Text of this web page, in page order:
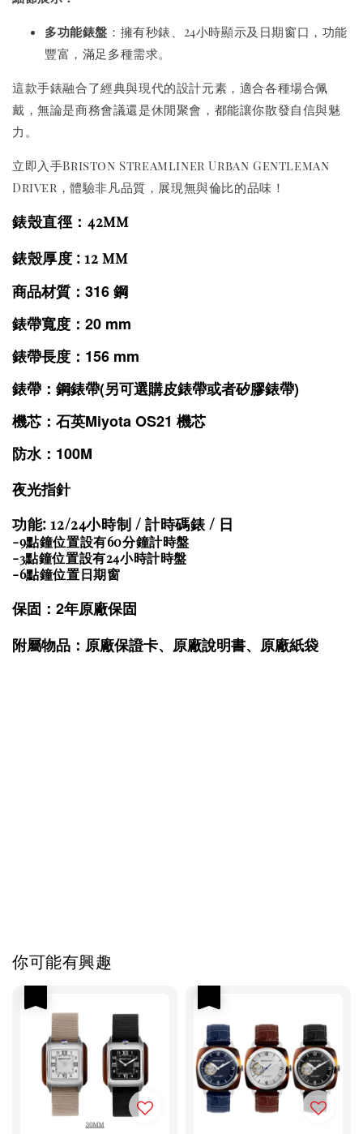
多功能錶盤 ：擁有秒錶、24小時顯示及日期窗口，功能
豐富，滿足多種需求。
這款手錶融合了經典與現代的設計元素，適合各種場合佩
戴，無論是商務會議還是休閒聚會，都能讓你散發自信與魅
力。
立即入手Briston Streamliner Urban Gentleman
Driver，體驗非凡品質，展現無與倫比的品味！
錶殼直徑：42mm
錶殼厚度 : 12 mm
商品材質：316 鋼
錶帶寬度：20 mm
錶帶長度：156 mm
錶帶：鋼錶帶(另可選購皮錶帶或者矽膠錶帶)
機芯：石英Miyota OS21 機芯
防水：100M
夜光指針
功能: 12/24小時制 / 計時碼錶 / 日
-9點鐘位置設有60分鐘計時盤
-3點鐘位置設有24小時計時盤
-6點鐘位置日期窗
保固：2年原廠保固
附屬物品：原廠保證卡、原廠說明書、原廠紙袋
你可能有興趣